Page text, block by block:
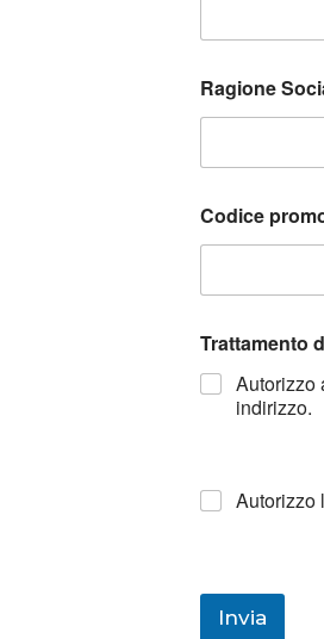
Ragione
Codice
Trattamento
Autorizzo
indirizzo.
Autorizzo
Invia